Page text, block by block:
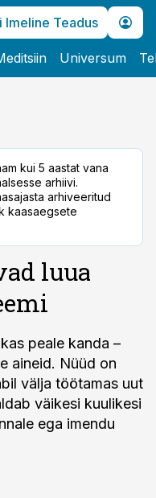
Imeline Teadus
Universum
kui 5 aastat vana
arhiivi.
arhiveeritud
kaasaegsete
luua
peale kanda –
aineid. Nüüd on
välja töötamas uut
väikesi kuulikesi
ega imendu